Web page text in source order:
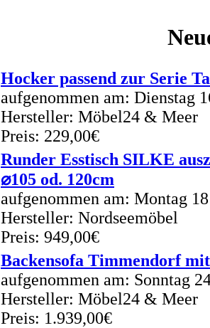
Hocker passend zur Serie
aufgenommen am: Dienstag
Hersteller: Möbel24 & Meer
Preis: 229,00€
Runder Esstisch SILKE
⌀105 od. 120cm
aufgenommen am: Montag
Hersteller: Nordseemöbel
Preis: 949,00€
Backensofa Timmendorf
aufgenommen am: Sonntag
Hersteller: Möbel24 & Meer
Preis: 1.939,00€